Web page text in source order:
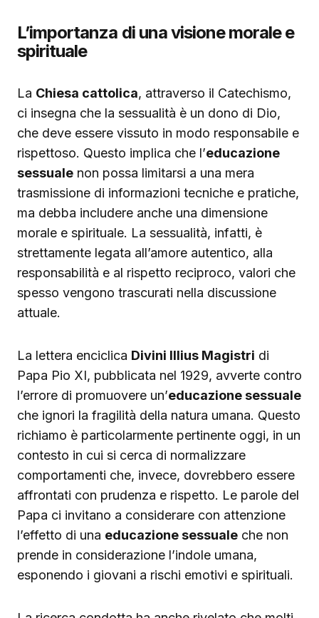
L’importanza di una visione morale e
spirituale
La Chiesa cattolica, attraverso il Catechismo,
ci insegna che la sessualità è un dono di Dio,
che deve essere vissuto in modo responsabile e
rispettoso. Questo implica che l’educazione
sessuale non possa limitarsi a una mera
trasmissione di informazioni tecniche e pratiche,
ma debba includere anche una dimensione
morale e spirituale. La sessualità, infatti, è
strettamente legata all’amore autentico, alla
responsabilità e al rispetto reciproco, valori che
spesso vengono trascurati nella discussione
attuale.
La lettera enciclica Divini Illius Magistri di
Papa Pio XI, pubblicata nel 1929, avverte contro
l’errore di promuovere un’educazione sessuale
che ignori la fragilità della natura umana. Questo
richiamo è particolarmente pertinente oggi, in un
contesto in cui si cerca di normalizzare
comportamenti che, invece, dovrebbero essere
affrontati con prudenza e rispetto. Le parole del
Papa ci invitano a considerare con attenzione
l’effetto di una educazione sessuale che non
prende in considerazione l’indole umana,
esponendo i giovani a rischi emotivi e spirituali.